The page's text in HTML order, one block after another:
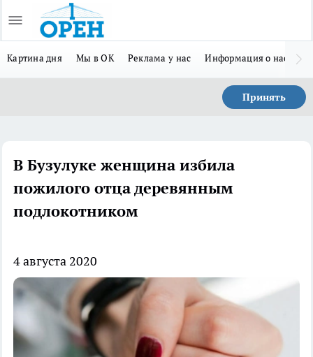
Картина дня Мы в ОК Реклама у нас Информация о нас
Принять
В Бузулуке женщина избила
пожилого отца деревянным
подлокотником
4 августа 2020